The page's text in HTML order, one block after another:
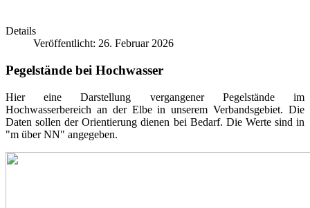
Details
Veröffentlicht: 26. Februar 2026
Pegelstände bei Hochwasser
Hier eine Darstellung vergangener Pegelstände im
Hochwasserbereich an der Elbe in unserem Verbandsgebiet. Die
Daten sollen der Orientierung dienen bei Bedarf. Die Werte sind in
"m über NN" angegeben.